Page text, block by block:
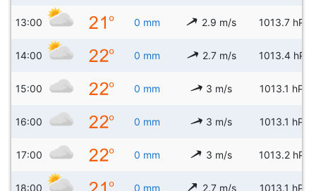
13:00 0 mm 2.9 m/s 1013.7 hPa
14:00 0 mm 2.7 m/s 1013.4 hPa
15:00 0 mm 3 m/s 1013.1 hPa
16:00 0 mm 3 m/s 1013.1 hPa
17:00 0 mm 3 m/s 1013.2 hPa
18:00 0 mm 2.7 m/s 1013.1 hPa